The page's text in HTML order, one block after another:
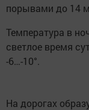
порывами до 14
Температура в
светлое время
-6…-10°.
На дорогах